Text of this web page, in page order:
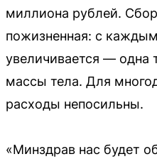
миллиона рублей.
пожизненная: с
увеличивается — одна
массы тела. Для
расходы непосильны.
«Минздрав нас будет